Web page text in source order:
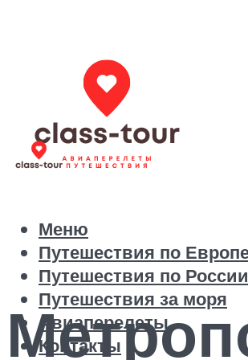
Путешествия по
Путешествия по России
Путешествия за моря
Авиаперелеты
Контакты
Меню